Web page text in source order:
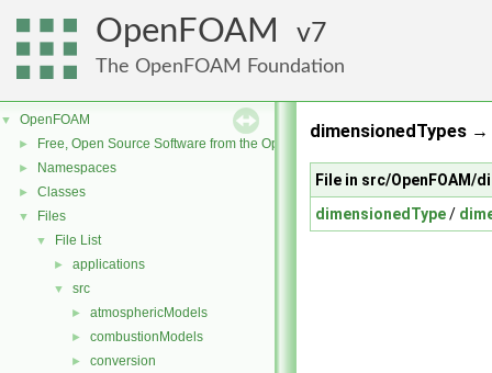
OpenFOAM 7
The OpenFOAM Foundation
▼ OpenFOAM
► Free, Open Source Software from the OpenFOAM Foundation
► Namespaces
► Classes
▼ Files
▼ File List
► applications
▼ src
► atmosphericModels
► combustionModels
► conversion
dimensionedTypes
File in src/OpenFOAM/
dimensionedType/